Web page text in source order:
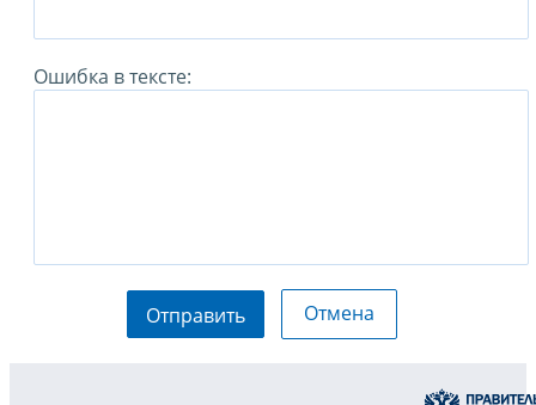
Ошибка в тексте:
Отправить Отмена